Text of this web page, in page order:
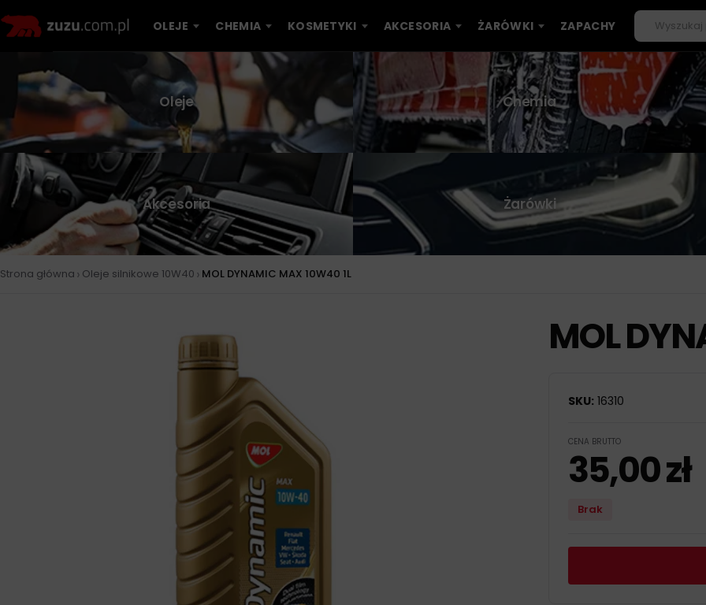
OLEJE CHEMIA KOSMETYKI AKCESORIA ŻARÓWKI ZAPACHY
Oleje Chemia
Akcesoria Żarówki
Strona główna › Oleje silnikowe 10W40 › MOL DYNAMIC MAX 10W40 1L
MOL
SKU: 16310
CENA BRUTTO
35,00zł
Brak